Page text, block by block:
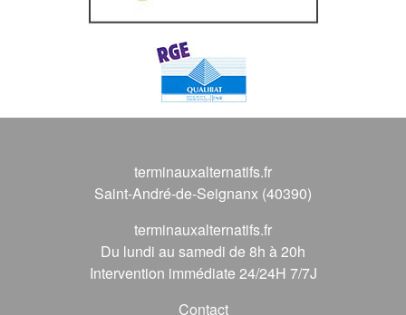
terminauxalternatifs.fr
Saint-André-de-Seignanx (40390)
terminauxalternatifs.fr
Du lundi au samedi de 8h à 20h
Intervention immédiate 24/24H 7/7J
Contact